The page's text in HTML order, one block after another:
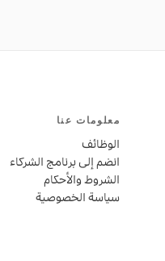
معلومات عنا
الوظائف
انضم إلى برنامج الشركاء
الشروط والأحكام
سياسة الخصوصية